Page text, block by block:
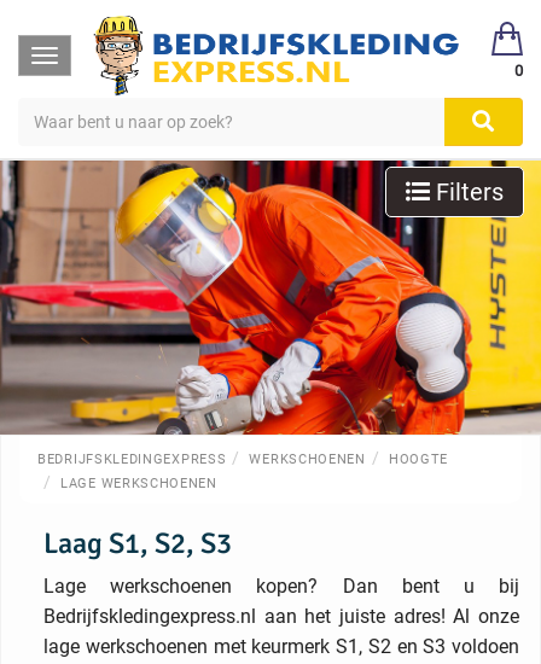
Toggle
navigation
0
BEDRIJFSKLEDINGEXPRESS WERKSCHOENEN
HOOGTE
LAGE WERKSCHOENEN
Filters
Laag S1, S2, S3
Lage werkschoenen kopen? Dan bent u bij
Bedrijfskledingexpress.nl aan het juiste adres! Al onze
lage werkschoenen met keurmerk S1, S2 en S3 voldoen